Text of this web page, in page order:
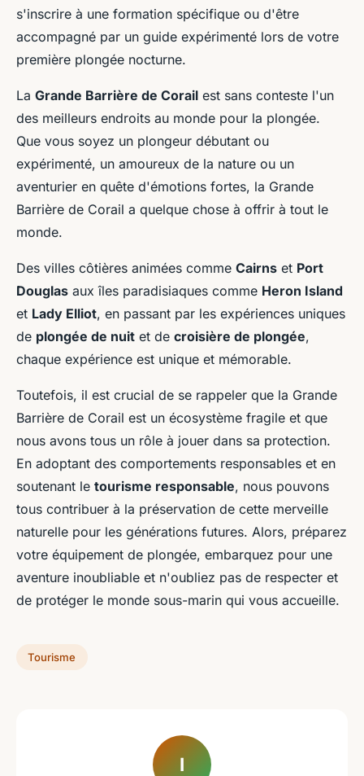
s'inscrire à une formation spécifique ou d'être
accompagné par un guide expérimenté lors de votre
première plongée nocturne.
La Grande Barrière de Corail est sans conteste l'un
des meilleurs endroits au monde pour la plongée.
Que vous soyez un plongeur débutant ou
expérimenté, un amoureux de la nature ou un
aventurier en quête d'émotions fortes, la Grande
Barrière de Corail a quelque chose à offrir à tout le
monde.
Des villes côtières animées comme Cairns et Port
Douglas aux îles paradisiaques comme Heron Island
et Lady Elliot, en passant par les expériences uniques
de plongée de nuit et de croisière de plongée,
chaque expérience est unique et mémorable.
Toutefois, il est crucial de se rappeler que la Grande
Barrière de Corail est un écosystème fragile et que
nous avons tous un rôle à jouer dans sa protection.
En adoptant des comportements responsables et en
soutenant le tourisme responsable, nous pouvons
tous contribuer à la préservation de cette merveille
naturelle pour les générations futures. Alors, préparez
votre équipement de plongée, embarquez pour une
aventure inoubliable et n'oubliez pas de respecter et
de protéger le monde sous-marin qui vous accueille.
Tourisme
I